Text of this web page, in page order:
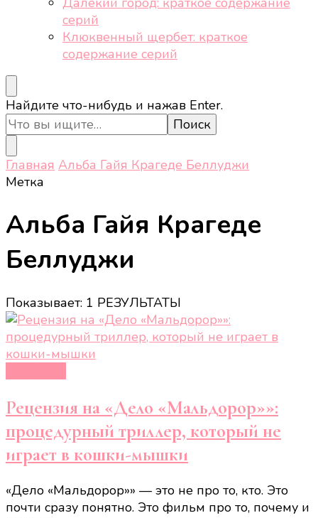
серий
Клюквенный щербет: краткое
содержание серий
Ищите
что-
то?
Найдите что-нибудь и нажав Enter.
Главная Альба Гайя Крагеде Беллуджи
Метка
Альба Гайя Крагеде
Беллуджи
Показывает: 1 РЕЗУЛЬТАТЫ
Рецензия на «Дело «Мальдорор»»:
процедурный триллер, который не
играет в кошки-мышки
«Дело «Мальдорор»» — это не про то, кто. Это
почти сразу понятно. Это фильм про то, почему и